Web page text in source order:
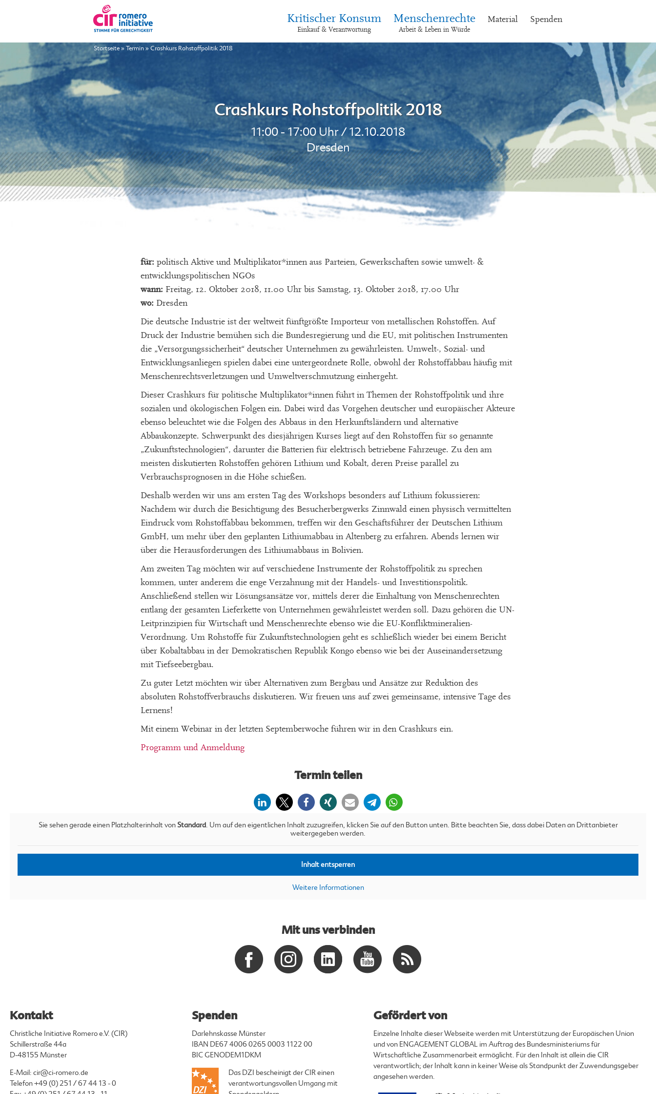
Kritischer Konsum
Einkauf & Verantwortung
Menschenrechte
Arbeit & Leben in Würde
Material Spenden
Startseite » Termin » Crashkurs Rohstoffpolitik 2018
Crashkurs Rohstoffpolitik 2018
11:00 - 17:00 Uhr / 12.10.2018
Dresden
für: politisch Aktive und Multiplikator*innen aus Parteien, Gewerkschaften sowie umwelt- &
entwicklungspolitischen NGOs
wann: Freitag, 12. Oktober 2018, 11.00 Uhr bis Samstag, 13. Oktober 2018, 17.00 Uhr
wo: Dresden
Die deutsche Industrie ist der weltweit fünftgrößte Importeur von metallischen Rohstoffen. Auf
Druck der Industrie bemühen sich die Bundesregierung und die EU, mit politischen Instrumenten
die „Versorgungssicherheit“ deutscher Unternehmen zu gewährleisten. Umwelt-, Sozial- und
Entwicklungsanliegen spielen dabei eine untergeordnete Rolle, obwohl der Rohstoffabbau häufig mit
Menschenrechtsverletzungen und Umweltverschmutzung einhergeht.
Dieser Crashkurs für politische Multiplikator*innen führt in Themen der Rohstoffpolitik und ihre
sozialen und ökologischen Folgen ein. Dabei wird das Vorgehen deutscher und europäischer Akteure
ebenso beleuchtet wie die Folgen des Abbaus in den Herkunftsländern und alternative
Abbaukonzepte. Schwerpunkt des diesjährigen Kurses liegt auf den Rohstoffen für so genannte
„Zukunftstechnologien“, darunter die Batterien für elektrisch betriebene Fahrzeuge. Zu den am
meisten diskutierten Rohstoffen gehören Lithium und Kobalt, deren Preise parallel zu
Verbrauchsprognosen in die Höhe schießen.
Deshalb werden wir uns am ersten Tag des Workshops besonders auf Lithium fokussieren:
Nachdem wir durch die Besichtigung des Besucherbergwerks Zinnwald einen physisch vermittelten
Eindruck vom Rohstoffabbau bekommen, treffen wir den Geschäftsführer der Deutschen Lithium
GmbH, um mehr über den geplanten Lithiumabbau in Altenberg zu erfahren. Abends lernen wir
über die Herausforderungen des Lithiumabbaus in Bolivien.
Am zweiten Tag möchten wir auf verschiedene Instrumente der Rohstoffpolitik zu sprechen
kommen, unter anderem die enge Verzahnung mit der Handels- und Investitionspolitik.
Anschließend stellen wir Lösungsansätze vor, mittels derer die Einhaltung von Menschenrechten
entlang der gesamten Lieferkette von Unternehmen gewährleistet werden soll. Dazu gehören die UN-
Leitprinzipien für Wirtschaft und Menschenrechte ebenso wie die EU-Konfliktmineralien-
Verordnung. Um Rohstoffe für Zukunftstechnologien geht es schließlich wieder bei einem Bericht
über Kobaltabbau in der Demokratischen Republik Kongo ebenso wie bei der Auseinandersetzung
mit Tiefseebergbau.
Zu guter Letzt möchten wir über Alternativen zum Bergbau und Ansätze zur Reduktion des
absoluten Rohstoffverbrauchs diskutieren. Wir freuen uns auf zwei gemeinsame, intensive Tage des
Lernens!
Mit einem Webinar in der letzten Septemberwoche führen wir in den Crashkurs ein.
Programm und Anmeldung
Termin teilen
Sie sehen gerade einen Platzhalterinhalt von Standard. Um auf den eigentlichen Inhalt zuzugreifen, klicken Sie auf den Button unten. Bitte beachten Sie, dass dabei Daten an Drittanbieter
weitergegeben werden.
Inhalt entsperren
Weitere Informationen
Mit uns verbinden
Kontakt
Christliche Initiative Romero e.V. (CIR)
Schillerstraße 44a
D-48155 Münster
E-Mail: cir@ci-romero.de
Telefon+49 (0) 251 / 67 44 13 - 0
Spenden
Darlehnskasse Münster
IBAN DE67 4006 0265 0003 1122 00
BIC GENODEM1DKM
Das DZI bescheinigt der CIR einen
verantwortungsvollen Umgang mit
Gefördert von
Einzelne Inhalte dieser Webseite werden mit Unterstützung der Europäischen Union
und von ENGAGEMENT GLOBAL im Auftrag des Bundesministeriums für
Wirtschaftliche Zusammenarbeit ermöglicht. Für den Inhalt ist allein die CIR
verantwortlich; der Inhalt kann in keiner Weise als Standpunkt der Zuwendungsgeber
angesehen werden.